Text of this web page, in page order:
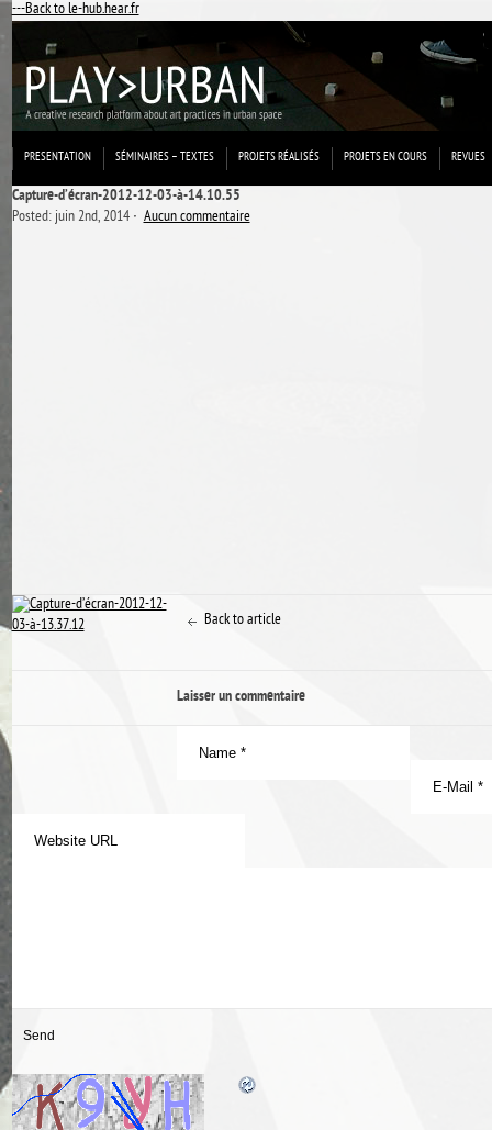
---Back to le-hub.hear.fr
PRESENTATION SÉMINAIRES – TEXTES PROJETS RÉALISÉS PROJETS EN COURS REVUES
Capture-d’écran-2012-12-03-à-14.10.55
Posted: juin 2nd, 2014 ˑAucun commentaire
Back to article
Laisser un commentaire